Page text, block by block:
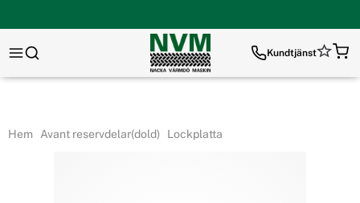
Kundtjänst
Hem Avant reservdelar(dold) Lockplatta